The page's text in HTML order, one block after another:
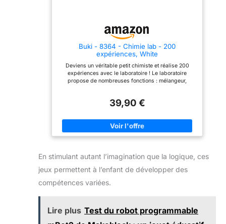
piles: Non Matériau:
jeu est idéal pour être
les amis ou les camarades
de classe ; comme un vrai
laboratoire ! Expériences
amusantes de chimie et de
physique - Réalisez des
construction d'un volcan,
l'exploration de réactions
chimiques - le tout dans
Buki - 8364 - Chimie lab - 200
expériences, White
Deviens un véritable petit chimiste et réalise 200
expériences avec le laboratoire ! Le laboratoire
propose de nombreuses fonctions : mélangeur,
Joueur A partir de 8 ans
39,90 €
En stimulant autant l’imagination que la logique, ces
jeux permettent à l’enfant de développer des
compétences variées.
Lire plus Test du robot programmable